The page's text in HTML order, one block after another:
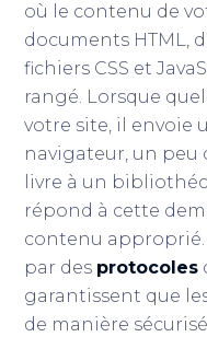
où le contenu de
documents HTML,
fichiers CSS et
rangé. Lorsque
votre site, il envoie
navigateur, un peu
livre à un
répond à cette
contenu
par des protocoles
garantissent que
de manière